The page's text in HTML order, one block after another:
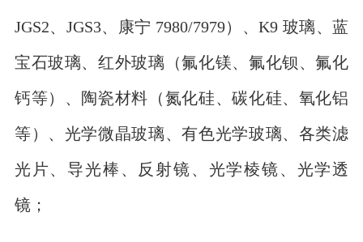
JGS2、JGS3、康宁 7980/7979）、K9 玻璃、蓝
宝石玻璃、红外玻璃（氟化镁、氟化钡、氟化
钙等）、陶瓷材料（氮化硅、碳化硅、氧化铝
等）、光学微晶玻璃、有色光学玻璃、各类滤
光片、导光棒、反射镜、光学棱镜、光学透
镜；